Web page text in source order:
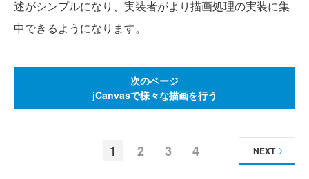
述がシンプルになり、実装者がより描画処理の実装に集
中できるようになります。
次のページ
jCanvasで様々な描画を行う
1 2 3 4 NEXT